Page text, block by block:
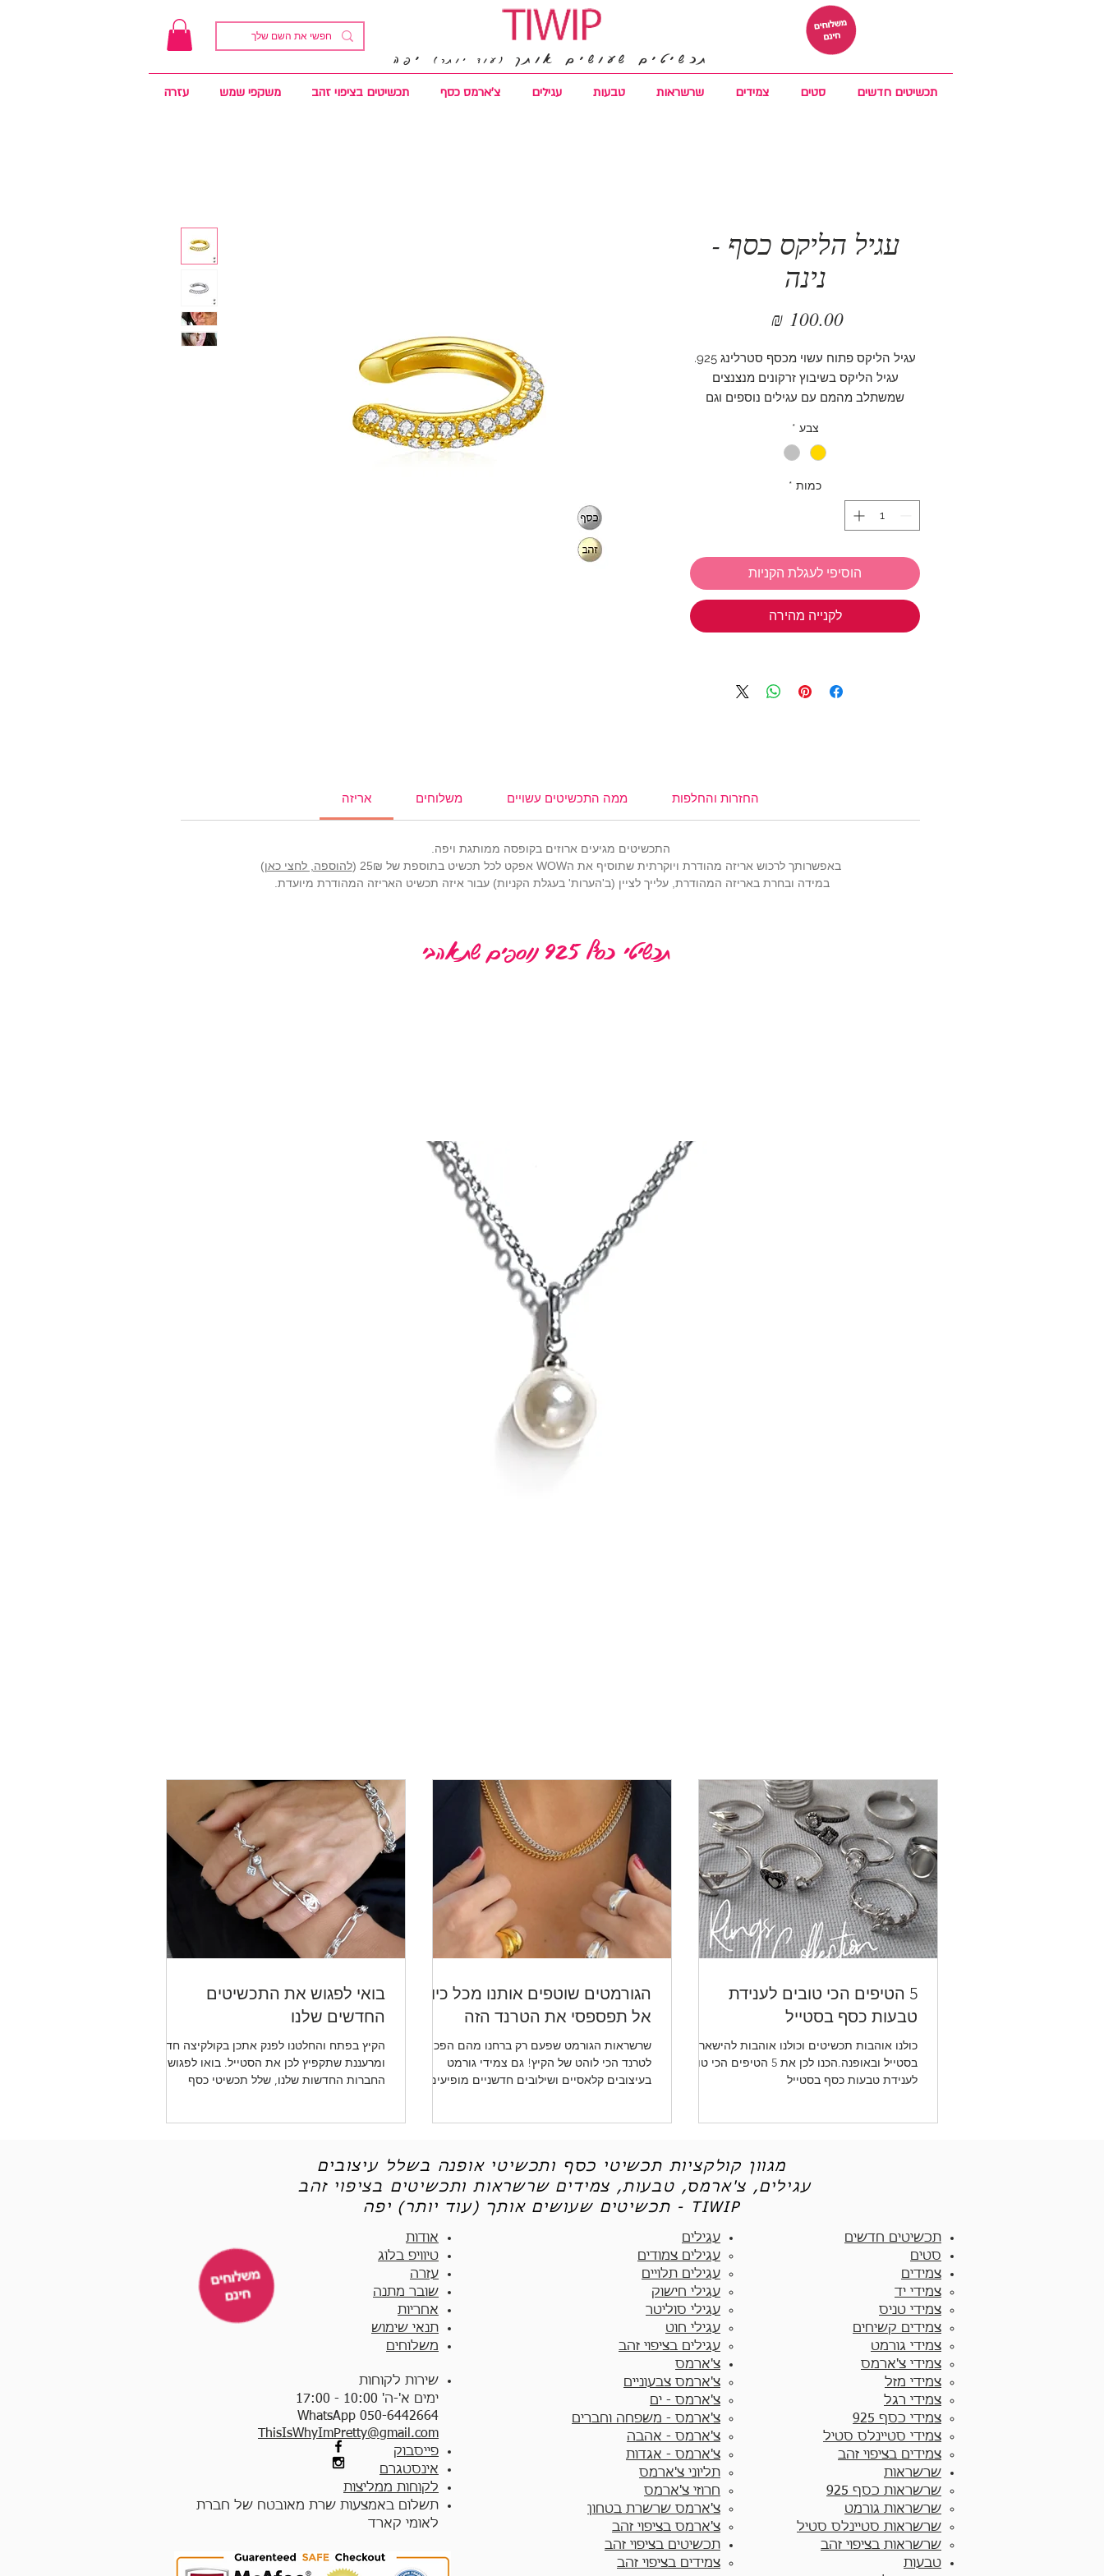
תכשיטים שעושים אותך (עוד יותר) יפה
תכשיטים חדשים סטים צמידים שרשראות טבעות עגילים צ'ארמס כסף תכשיטים בציפוי זהב משקפי שמש עזרה
עגיל הליקס כסף -
נינה
‏100.00 ‏₪ מחיר
עגיל הליקס פתוח עשוי מכסף סטרלינג 925.
עגיל הליקס בשיבוץ זרקונים מנצנצים
שמשתלב מהמם עם עגילים נוספים וגם
* עגיל הליקס מגיע כיחידה בודדת * עגיל ללא
קוטר העגיל: 1.2 ס"מ
אנחנו ב TIWIP יודעות כמה כיף לתת ולקבל
בחרי 3 תכשיטים ושלמי רק 250₪ והמשלוח
שרשראות למשקפיים
צבע *
כמות *
הוסיפי לעגלת הקניות
לקנייה מהירה
אריזה משלוחים ממה התכשיטים עשויים החזרות והחלפות
התכשיטים מגיעים ארוזים בקופסה ממותגת ויפה.
באפשרותך לרכוש אריזה מהודרת ויוקרתית שתוסיף את הWOW אפקט לכל תכשיט בתוספת של 25₪ (
להוספה, לחצי כאן)
במידה ובחרת באריזה המהודרת, עלייך לציין (ב'הערות' בעגלת הקניות) עבור איזה תכשיט האריזה המהודרת מיועדת.
תכשיטי כסף 925 נוספים שתאהבי
אודט
לני
5 הטיפים הכי טובים לענידת
טבעות כסף בסטייל
כולנו אוהבות תכשיטים וכולנו אוהבות להישאר
בסטייל ובאופנה.הכנו לכן את 5 הטיפים הכי טובים
לענידת טבעות כסף בסטייל
הגורמטים שוטפים אותנו מכל כיוון -
אל תפספסי את הטרנד הזה
שרשראות הגורמט שפעם רק ברחנו מהם הפכו
לטרנד הכי לוהט של הקיץ! גם צמידי גורמט
בעיצובים קלאסיים ושילובים חדשניים מופיעים
בואי לפגוש את התכשיטים
החדשים שלנו
הקיץ בפתח והחלטנו לפנק אתכן בקולקיצה חדשה
ומרעננת שתקפיץ לכן את הסטייל. בואו לפגוש את
החברות החדשות שלנו, שלל תכשיטי כסף
מגוון קולקציות תכשיטי כסף ותכשיטי אופנה בשלל עיצובים
עגילים, צ'ארמס, טבעות, צמידים שרשראות ותכשיטים בציפוי זהב
תכשיטים שעושים אותך (עוד יותר) יפה - TIWIP
אודות
טיוויפ בלוג
עזרה
שובר מתנה
אחריות
תנאי שימוש
משלוחים
שירות לקוחות
ימים א'-ה' 10:00 - 17:00
WhatsApp 050-6442664
ThisIsWhyImPretty@gmail.com
פייסבוק
אינסטגרם
לקוחות ממליצות
תשלום באמצעות שרת מאובטח של חברת
לאומי קארד
עגילים
עגילים צמודים​
עגילים תלויים
עגילי חישוק
עגילי סוליטר
עגילי חוט
עגילים בציפוי זהב
צ'ארמס
צ'ארמס צבעוניים​
צ'ארמס - ים
צ'ארמס - משפחה וחברים
צ'ארמס - אהבה
צ'ארמס - אגדות
תליוני צ'ארמס
חרוזי צ'ארמס
צ'ארמס שרשרת בטחון
צ'ארמס בציפוי זהב
תכשיטים בציפוי זהב
צמידים בציפוי זהב​
תכשיטים חדשים
סטים
צמידים
צמידי יד​
צמידי טניס
צמידים קשיחים
צמידי גורמט
צמידי צ'ארמס
צמידי מזל
צמידי רגל
צמידי כסף 925
צמידי סטיינלס סטיל
צמידים בציפוי זהב
שרשראות
שרשראות כסף 925​
שרשראות גורמט
שרשראות סטיינלס סטיל
שרשראות בציפוי זהב
טבעות